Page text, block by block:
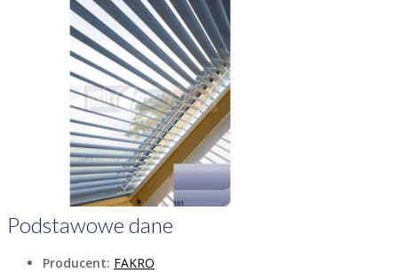
Podstawowe dane
Producent: FAKRO